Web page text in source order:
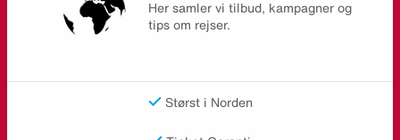
Her samler vi tilbud, kampagner og
tips om rejser.
Størst i Norden